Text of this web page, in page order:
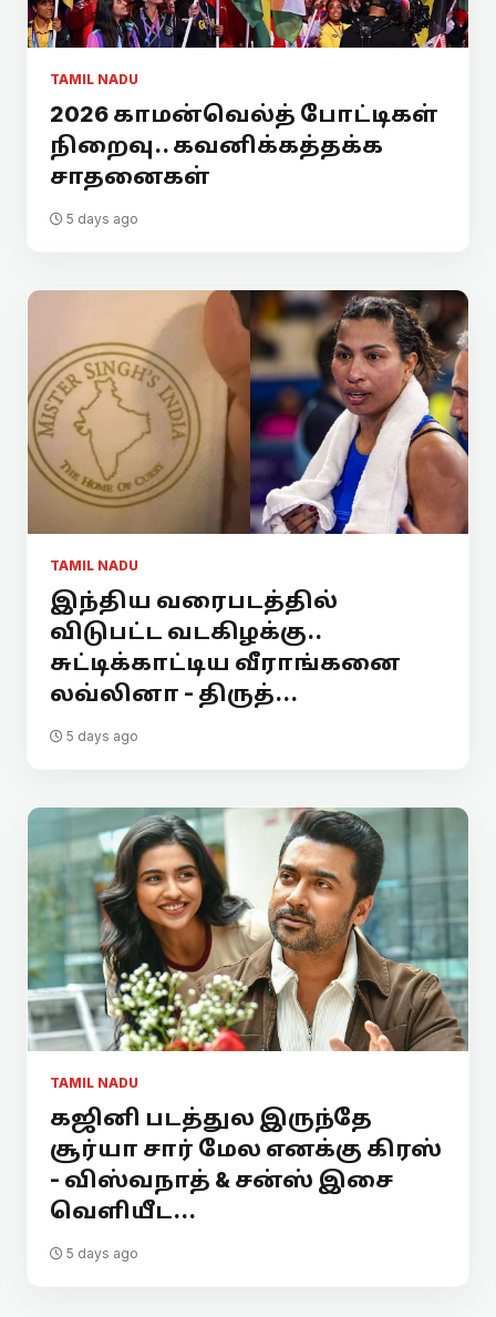
TAMIL NADU
2026 காமன்வெல்த் போட்டிகள்
நிறைவு.. கவனிக்கத்தக்க
சாதனைகள்
5 days ago
TAMIL NADU
இந்திய வரைபடத்தில்
விடுபட்ட வடகிழக்கு..
சுட்டிக்காட்டிய வீராங்கனை
லவ்லினா - திருத்...
5 days ago
TAMIL NADU
கஜினி படத்துல இருந்தே
சூர்யா சார் மேல எனக்கு கிரஸ்
- விஸ்வநாத் & சன்ஸ் இசை
வெளியீட...
5 days ago